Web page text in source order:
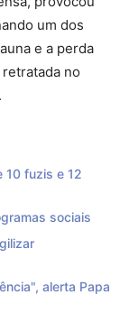
um dos
e a perda
no
10 fuzis e 12
sociais
alerta Papa